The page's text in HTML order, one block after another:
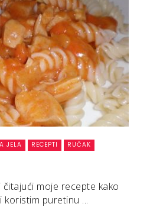
JELA RECEPTI RUČAK
moje recepte kako
koristim puretinu ...